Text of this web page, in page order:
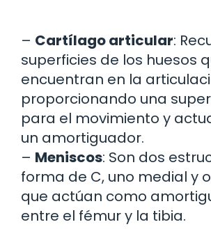
– Cartílago articular:
superficies de los huesos
encuentran en la
proporcionando una
para el movimiento y
un amortiguador.
– Meniscos: Son dos
forma de C, uno medial y
que actúan como
entre el fémur y la tibia.